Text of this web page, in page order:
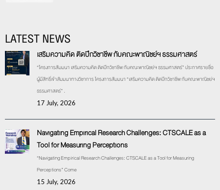
LATEST NEWS
เสริมความคิด ติดปีกวิชาชีพ กับคณะพาณิชย์ฯ ธรรมศาสตร์
“โครงการสัมมนา เสริมความคิด ติดปีกวิชาชีพ กับคณะพาณิชย์ฯ ธรรมศาสตร์” ประกาศรายชื่อ
ผู้มีสิทธิ์เข้าสัมมนาทางวิชาการ โครงการสัมมนา “เสริมความคิด ติดปีกวิชาชีพ กับคณะพาณิชย์ฯ
ธรรมศาสตร์” .
17 July, 2026
Navigating Empirical Research Challenges: CTSCALE as a
Tool for Measuring Perceptions
“Navigating Empirical Research Challenges: CTSCALE as a Tool for Measuring
Perceptions” Come
15 July, 2026